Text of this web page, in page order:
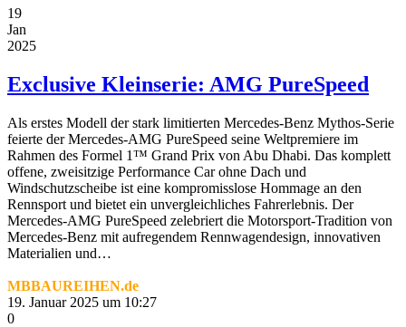
19
Jan
2025
Exclusive Kleinserie: AMG PureSpeed
Als erstes Modell der stark limitierten Mercedes‑Benz Mythos-Serie
feierte der Mercedes-AMG PureSpeed seine Weltpremiere im
Rahmen des Formel 1™ Grand Prix von Abu Dhabi. Das komplett
offene, zweisitzige Performance Car ohne Dach und
Windschutzscheibe ist eine kompromisslose Hommage an den
Rennsport und bietet ein unvergleichliches Fahrerlebnis. Der
Mercedes-AMG PureSpeed zelebriert die Motorsport-Tradition von
Mercedes-Benz mit aufregendem Rennwagendesign, innovativen
Materialien und…
MBBAUREIHEN.de
19. Januar 2025 um 10:27
0